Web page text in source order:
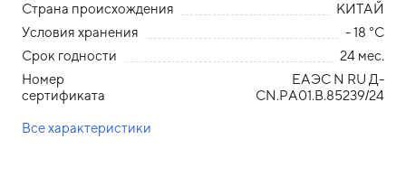
Страна происхождения
КИТАЙ
Условия хранения
- 18 °С
Срок годности
24 мес.
Номер
сертификата
ЕАЭС N RU Д-
CN.РА01.В.85239/24
Все характеристики